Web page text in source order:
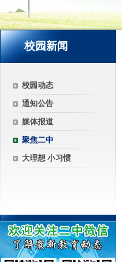
校园新闻
校园动态
通知公告
媒体报道
聚焦二中
大理想 小习惯